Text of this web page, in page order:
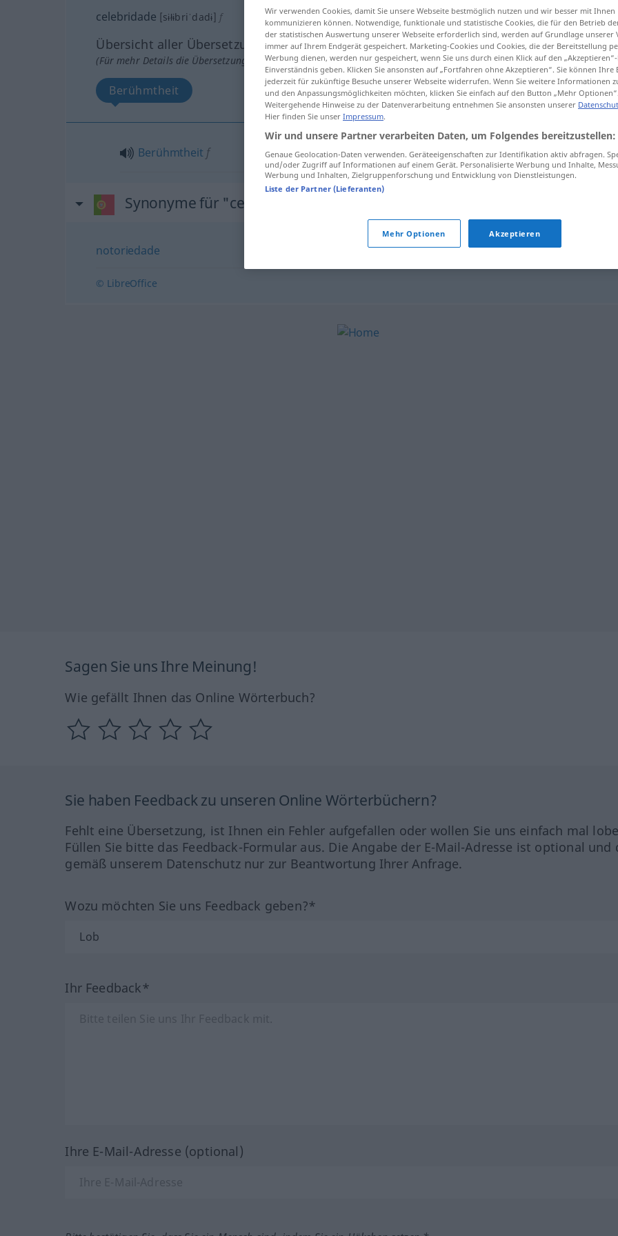
celebridade [sɨłɨbriˈdadɨ] f
Übersicht aller Übersetzungen
(Für mehr Details die Übersetzung anklicken/antippen)
Berühmtheit
Berühmtheit f celebridade
Synonyme für "celebridade"
notoriedade
© LibreOffice
Sagen Sie uns Ihre Meinung!
Wie gefällt Ihnen das Online Wörterbuch?
Sie haben Feedback zu unseren Online Wörterbüchern?
Fehlt eine Übersetzung, ist Ihnen ein Fehler aufgefallen oder wollen Sie uns einfach mal
Füllen Sie bitte das Feedback-Formular aus. Die Angabe der E-Mail-Adresse ist optional und
gemäß unserem Datenschutz nur zur Beantwortung Ihrer Anfrage.
Wozu möchten Sie uns Feedback geben?*
Ihr Feedback*
Ihre E-Mail-Adresse (optional)
Wir verwenden Cookies, damit Sie unsere Webseite bestmöglich nutzen und wir besser mit Ihnen
kommunizieren können. Notwendige, funktionale und statistische Cookies, die für den Betrieb
der statistischen Auswertung unserer Webseite erforderlich sind, werden auf Grundlage unserer
immer auf Ihrem Endgerät gespeichert. Marketing-Cookies und Cookies, die der Bereitstellung
Werbung dienen, werden nur gespeichert, wenn Sie uns durch einen Klick auf den
Einverständnis geben. Klicken Sie ansonsten auf „Fortfahren ohne Akzeptieren“. Sie können Ihre
jederzeit für zukünftige Besuche unserer Webseite widerrufen. Wenn Sie weitere Informationen
und den Anpassungsmöglichkeiten möchten, klicken Sie einfach auf den Button „Mehr Optionen“.
Weitergehende Hinweise zu der Datenverarbeitung entnehmen Sie ansonsten unserer
Hier finden Sie unser Impressum.
Wir und unsere Partner verarbeiten Daten, um Folgendes bereitzustellen:
Genaue Geolocation-Daten verwenden. Geräteeigenschaften zur Identifikation aktiv abfragen.
und/oder Zugriff auf Informationen auf einem Gerät. Personalisierte Werbung und Inhalte,
Werbung und Inhalten, Zielgruppenforschung und Entwicklung von Dienstleistungen.
Liste der Partner (Lieferanten)
Mehr Optionen Akzeptieren